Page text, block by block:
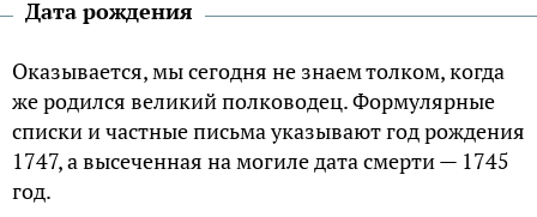
Дата рождения
Оказывается, мы сегодня не знаем толком, когда
же родился великий полководец. Формулярные
списки и частные письма указывают год рождения
1747, а высеченная на могиле дата смерти — 1745
год.